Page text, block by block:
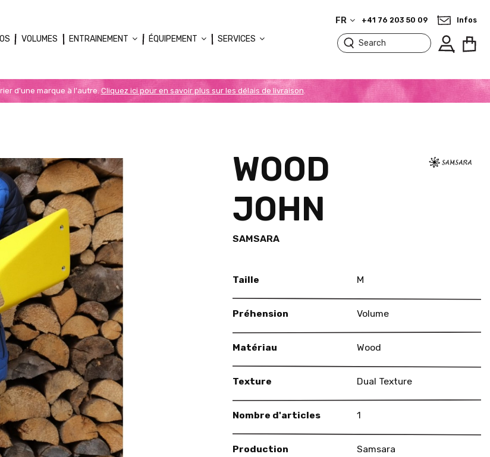
VOLUMES ENTRAINEMENT ÉQUIPEMENT SERVICES
FR +41 76 203 50 09 Infos
d'une marque à l'autre. Cliquez ici pour en savoir plus sur les délais de livraison.
WOOD
JOHN
SAMSARA
Taille M
Préhension Volume
Matériau Wood
Texture Dual Texture
Nombre d'articles 1
Production Samsara